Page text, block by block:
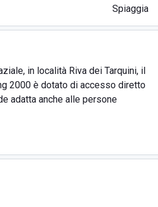
Spiaggia
in località Riva dei Tarquini, il
2000 è dotato di accesso diretto
adatta anche alle persone
sabbiosa e la sabbia è
scuro, dovuto alla sua origine